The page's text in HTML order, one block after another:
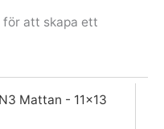
för att skapa ett
Mattan - 11x13